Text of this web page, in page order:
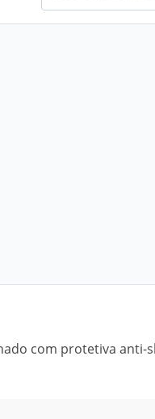
com protetiva anti-